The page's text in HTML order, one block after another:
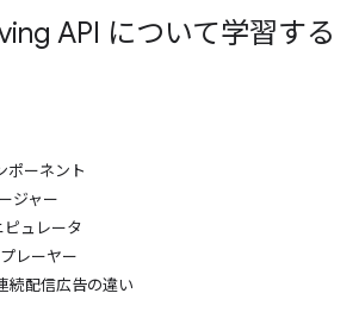
API について学習する
ポーネント
ジャー
ピュレータ
レーヤー
続配信広告の違い